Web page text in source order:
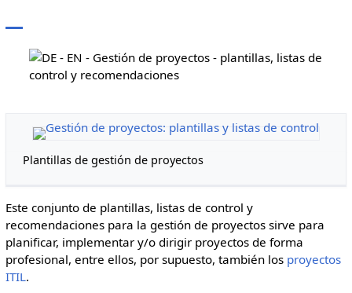
Plantillas de gestión de proyectos
Este conjunto de plantillas, listas de control y
recomendaciones para la gestión de proyectos sirve para
planificar, implementar y/o dirigir proyectos de forma
profesional, entre ellos, por supuesto, también los proyectos
ITIL.